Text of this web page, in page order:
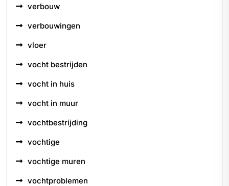
verbouw
verbouwingen
vloer
vocht bestrijden
vocht in huis
vocht in muur
vochtbestrijding
vochtige
vochtige muren
vochtproblemen